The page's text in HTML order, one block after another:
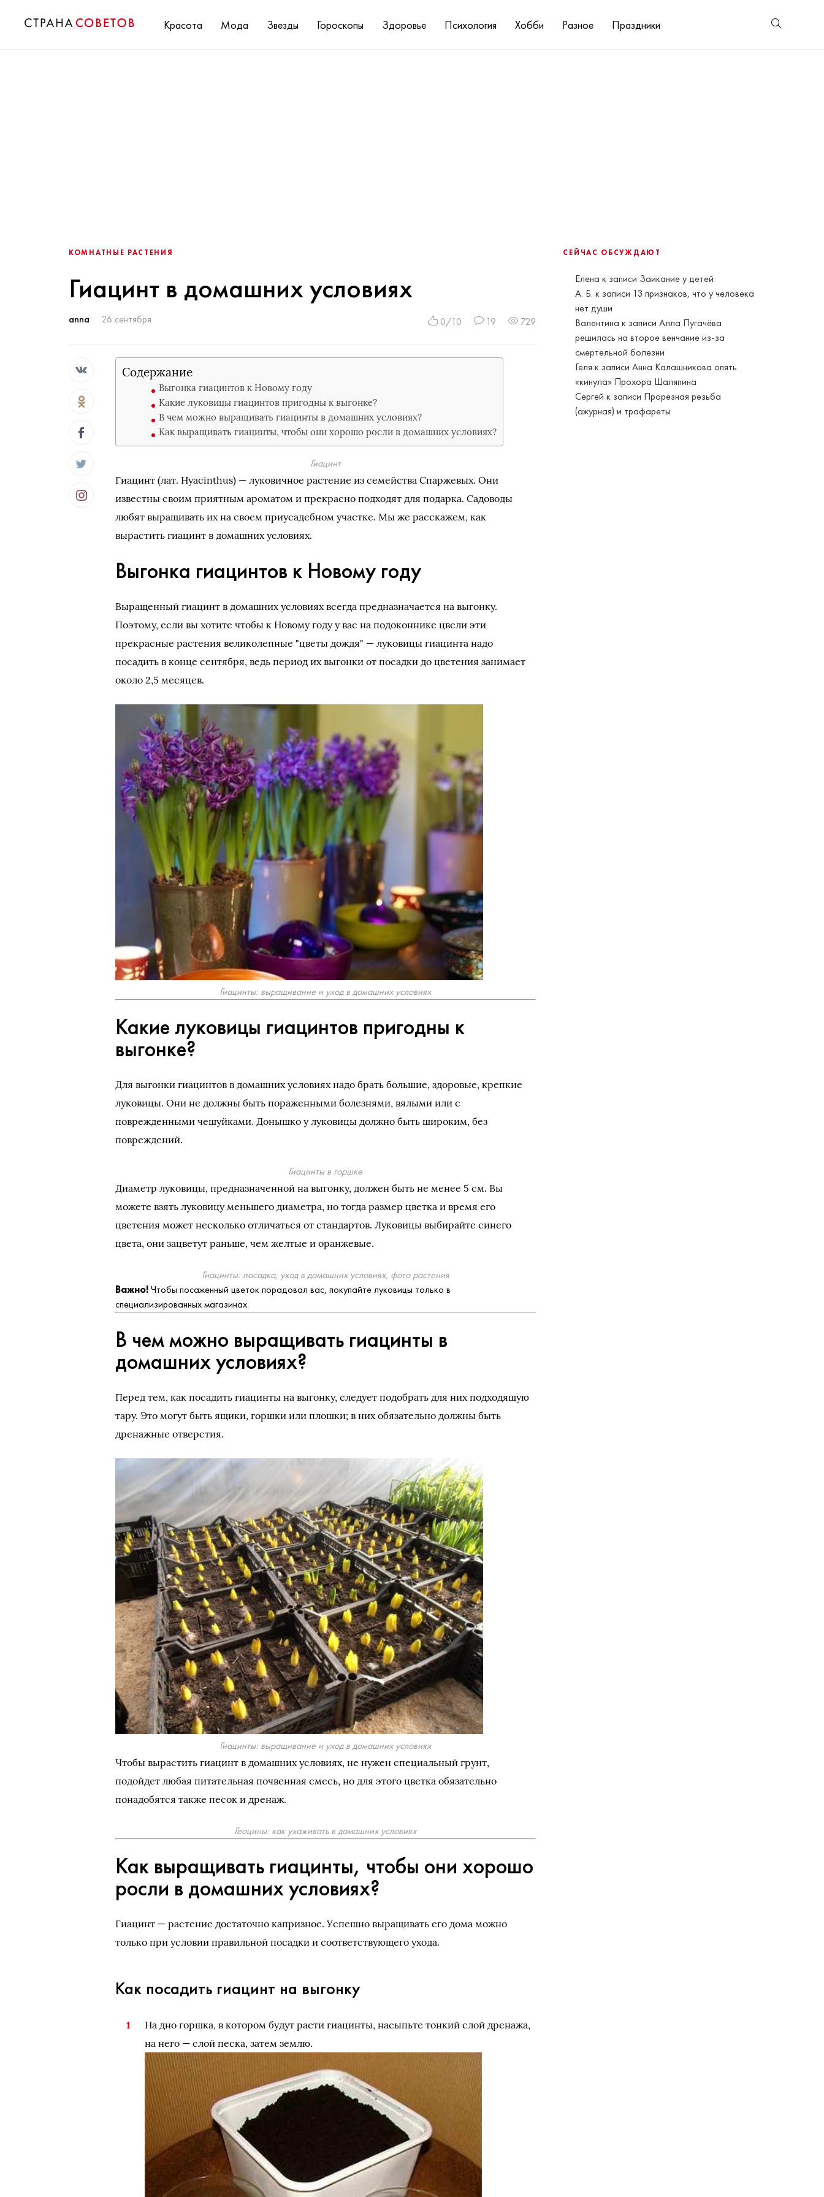
Красота Мода Звезды Гороскопы Здоровье Психология Хобби Разное Праздники
СЕЙЧАС ОБСУЖДАЮТ
Елена к записи Заикание у детей
А. Б. к записи 13 признаков, что у человека
нет души
Валентина к записиАлла Пугачёва
решилась на второе венчание из-за
смертельной болезни
Геля к записиАнна Калашникова опять
«кинула» Прохора Шаляпина
Сергей к записи Прорезная резьба
(ажурная) и трафареты
КОМНАТНЫЕ РАСТЕНИЯ
Гиацинт в домашних условиях
anna 26 сентября 0/10 19 729
Содержание
Выгонка гиацинтов к Новому году
Какие луковицы гиацинтов пригодны к выгонке?
В чем можно выращивать гиацинты в домашних условиях?
Как выращивать гиацинты, чтобы они хорошо росли в домашних условиях?
Гиацинт
Гиацинт (лат. Hyacinthus) — луковичное растение из семейства Спаржевых. Они
известны своим приятным ароматом и прекрасно подходят для подарка. Садоводы
любят выращивать их на своем приусадебном участке. Мы же расскажем, как
вырастить гиацинт в домашних условиях.
Выгонка гиацинтов к Новому году
Выращенный гиацинт в домашних условиях всегда предназначается на выгонку.
Поэтому, если вы хотите чтобы к Новому году у вас на подоконнике цвели эти
прекрасные растения великолепные "цветы дождя" — луковицы гиацинта надо
посадить в конце сентября, ведь период их выгонки от посадки до цветения занимает
около 2,5 месяцев.
Гиацинты: выращивание и уход в домашних условиях
Какие луковицы гиацинтов пригодны к
выгонке?
Для выгонки гиацинтов в домашних условиях надо брать большие, здоровые, крепкие
луковицы. Они не должны быть пораженными болезнями, вялыми или с
поврежденными чешуйками. Донышко у луковицы должно быть широким, без
повреждений.
Гиацинты в горшке
Диаметр луковицы, предназначенной на выгонку, должен быть не менее 5 см. Вы
можете взять луковицу меньшего диаметра, но тогда размер цветка и время его
цветения может несколько отличаться от стандартов. Луковицы выбирайте синего
цвета, они зацветут раньше, чем желтые и оранжевые.
Гиацинты: посадка, уход в домашних условиях, фото растения
Важно!Чтобы посаженный цветок порадовал вас, покупайте луковицы только в
специализированных магазинах.
В чем можно выращивать гиацинты в
домашних условиях?
Перед тем, как посадить гиацинты на выгонку, следует подобрать для них подходящую
тару. Это могут быть ящики, горшки или плошки; в них обязательно должны быть
дренажные отверстия.
Гиацинты: выращивание и уход в домашних условиях
Чтобы вырастить гиацинт в домашних условиях, не нужен специальный грунт,
подойдет любая питательная почвенная смесь, но для этого цветка обязательно
понадобятся также песок и дренаж.
Геоцины: как ухаживать в домашних условиях
Как выращивать гиацинты, чтобы они хорошо
росли в домашних условиях?
Гиацинт — растение достаточно капризное. Успешно выращивать его дома можно
только при условии правильной посадки и соответствующего ухода.
Как посадить гиацинт на выгонку
На дно горшка, в котором будут расти гиацинты, насыпьте тонкий слой дренажа,
на него — слой песка, затем землю.